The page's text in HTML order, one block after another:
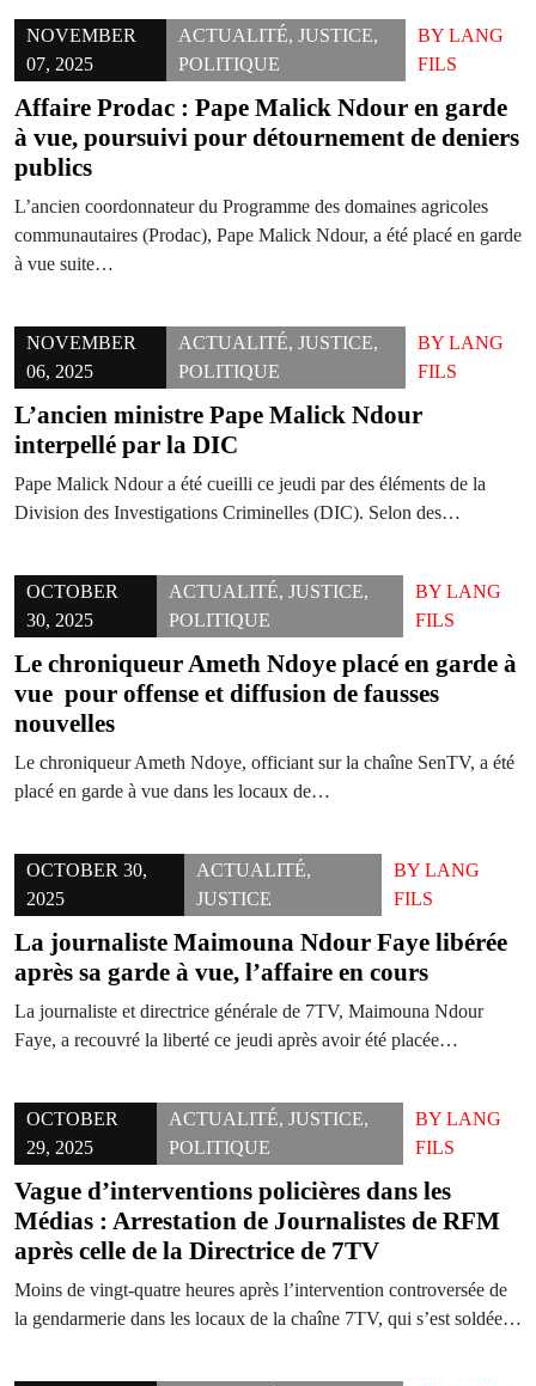
NOVEMBER
07, 2025
ACTUALITÉ,JUSTICE,
POLITIQUE
BYLANG
FILS
Affaire Prodac : Pape Malick Ndour en garde
à vue, poursuivi pour détournement de deniers
publics
L’ancien coordonnateur du Programme des domaines agricoles
communautaires (Prodac), Pape Malick Ndour, a été placé en garde
à vue suite…
NOVEMBER
06, 2025
ACTUALITÉ,JUSTICE,
POLITIQUE
BYLANG
FILS
L’ancien ministre Pape Malick Ndour
interpellé par la DIC
Pape Malick Ndour a été cueilli ce jeudi par des éléments de la
Division des Investigations Criminelles (DIC). Selon des…
OCTOBER
30, 2025
ACTUALITÉ,JUSTICE,
POLITIQUE
BY LANG
FILS
Le chroniqueur Ameth Ndoye placé en garde à
vue pour offense et diffusion de fausses
nouvelles
Le chroniqueur Ameth Ndoye, officiant sur la chaîne SenTV, a été
placé en garde à vue dans les locaux de…
OCTOBER 30,
2025
ACTUALITÉ,
JUSTICE
BY LANG
FILS
La journaliste Maimouna Ndour Faye libérée
après sa garde à vue, l’affaire en cours
La journaliste et directrice générale de 7TV, Maimouna Ndour
Faye, a recouvré la liberté ce jeudi après avoir été placée…
OCTOBER
29, 2025
ACTUALITÉ,JUSTICE,
POLITIQUE
BY LANG
FILS
Vague d’interventions policières dans les
Médias : Arrestation de Journalistes de RFM
après celle de la Directrice de 7TV
Moins de vingt-quatre heures après l’intervention controversée de
la gendarmerie dans les locaux de la chaîne 7TV, qui s’est soldée…